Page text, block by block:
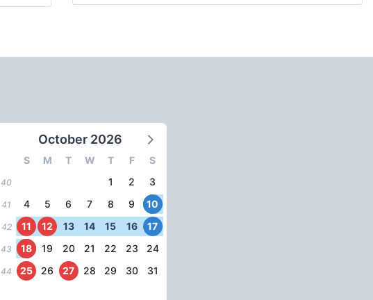
October 2026
S M T W T F S
40 1 2 3
41 4 5 6 7 8 9 10
42 11 12 13 14 15 16 17
43 18 19 20 21 22 23 24
44 25 26 27 28 29 30 31